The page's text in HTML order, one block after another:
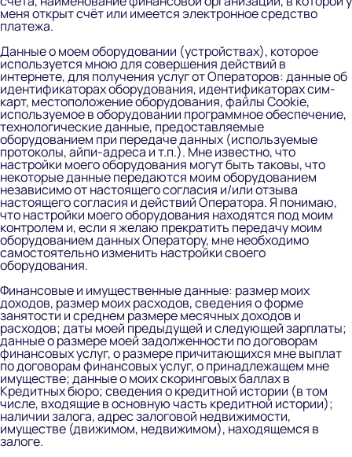
меня открыт счёт или имеется электронное средство
платежа.
Данные о моем оборудовании (устройствах), которое
используется мною для совершения действий в
интернете, для получения услуг от Операторов:данные об
идентификаторах оборудования, идентификаторах сим-
карт, местоположение оборудования, файлы Cookie,
используемое в оборудовании программное обеспечение,
технологические данные, предоставляемые
оборудованием при передаче данных (используемые
протоколы, айпи-адреса и т.п.). Мне известно, что
настройки моего оборудования могут быть таковы, что
некоторые данные передаются моим оборудованием
независимо от настоящего согласия и/или отзыва
настоящего согласия и действий Оператора. Я понимаю,
что настройки моего оборудования находятся под моим
контролем и, если я желаю прекратить передачу моим
оборудованием данных Оператору, мне необходимо
самостоятельно изменить настройки своего
оборудования.
Финансовые и имущественные данные: размер моих
доходов, размер моих расходов, сведения о форме
занятости и среднем размере месячных доходов и
расходов; даты моей предыдущей и следующей зарплаты;
данные о размере моей задолженности по договорам
финансовых услуг, о размере причитающихся мне выплат
по договорам финансовых услуг, о принадлежащем мне
имуществе; данные о моих скоринговых баллах в
Кредитных бюро; сведения о кредитной истории (в том
числе, входящие в основную часть кредитной истории);
наличии залога, адрес залоговой недвижимости,
имуществе (движимом, недвижимом), находящемся в
залоге.